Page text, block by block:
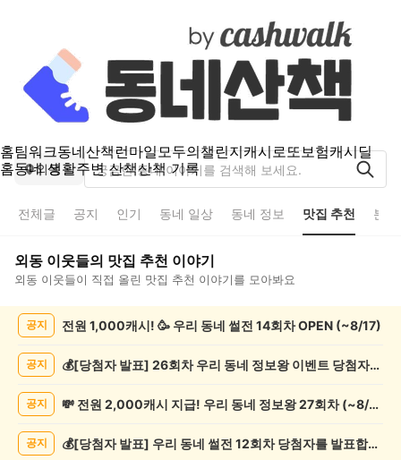
홈팀워크동네산책런마일모두의챌린지캐시로또보험캐시딜
홈동네 생활주변 산책산책 기록
외동
전체글 공지 인기 동네 일상 동네 정보 맛집 추천 분
외동 이웃들의 맛집 추천 이야기
외동 이웃들이 직접 올린 맛집 추천 이야기를 모아봐요
공지 전원 1,000캐시! 🥳 우리 동네 썰전 14회차 OPEN (~8/17)
공지 💰[당첨자 발표] 26회차 우리 동네 정보왕 이벤트 당첨자를 발표합니다!
공지 💸 전원 2,000캐시 지급! 우리 동네 정보왕 27회차 (~8/10)
공지 💰[당첨자 발표] 우리 동네 썰전 12회차 당첨자를 발표합니다!